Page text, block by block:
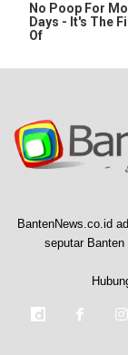
No Poop For
Days - It's The
Of
BantenNews.co.id
seputar